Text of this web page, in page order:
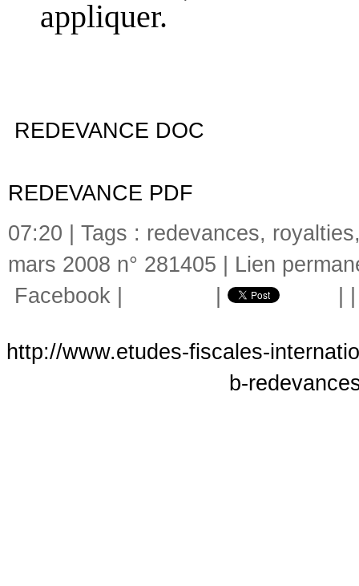
appliquer.
REDEVANCE DOC
REDEVANCE PDF
07:20 | Tags : redevances, royalties
mars 2008 n° 281405
Lien
Facebook
http://www.etudes-fiscales-
b-